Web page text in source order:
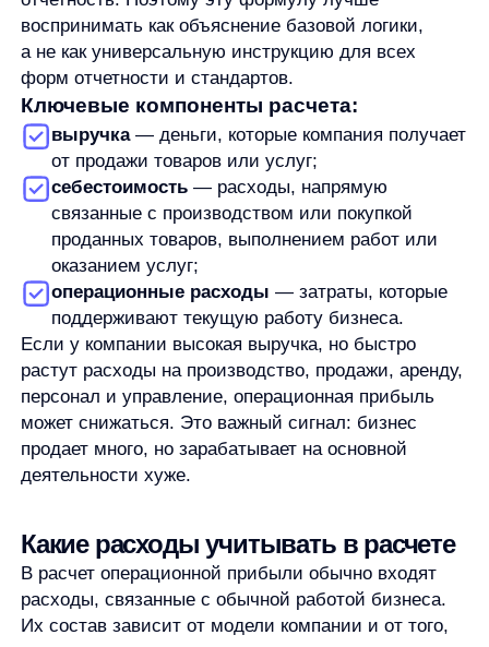
расходы, связанные с обычной работой бизнеса.
Их состав зависит от модели компании и от того,
как она отражает затраты в отчетности, поэтому
безопаснее говорить не об универсальном списке,
а о типовых группах.
К операционным расходам могут
относиться, например:
коммерческие расходы;
управленческие расходы;
расходы на продажи;
аренда и содержание офиса;
логистика;
оплата труда административной команды.
Это не исчерпывающий перечень. Его нельзя
автоматически применять ко всем компаниям без
учета их отчетности и учетной логики. Важно
не смешивать операционные расходы с любыми
расходами компании. Проценты по кредитам,
налоговые эффекты, разовые убытки или доходы
от операций, которые не относятся к основной
деятельности, могут влиять на итоговый
Практический проверочный вопрос:этот расход
связан с тем, как бизнес регулярно производит,
продает и обслуживает свой основной продукт?